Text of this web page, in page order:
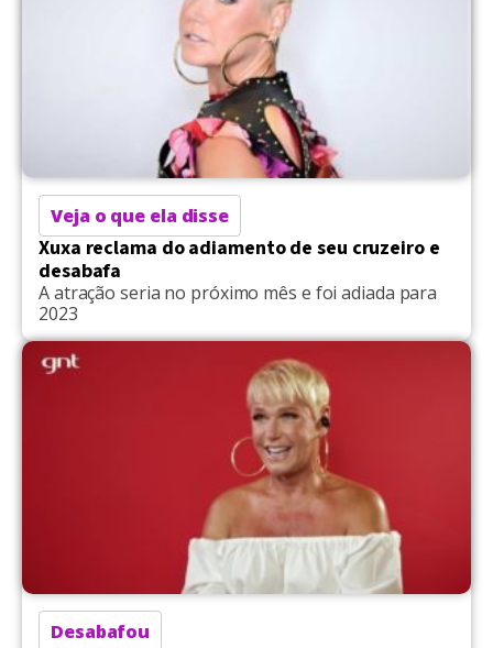
Veja o que ela disse
Xuxa reclama do adiamento de seu cruzeiro e
desabafa
A atração seria no próximo mês e foi adiada para
2023
Desabafou